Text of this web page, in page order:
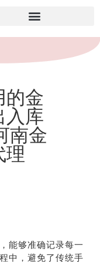
的金
入库
南金
理
能够准确记录每一
中，避免了传统手